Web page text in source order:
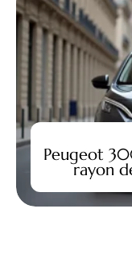
Peugeot
rayon